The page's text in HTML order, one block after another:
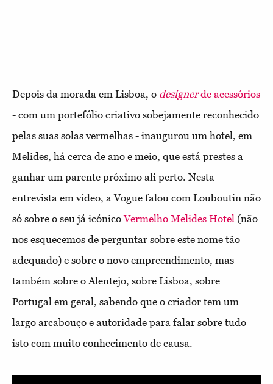
Depois da morada em Lisboa, o designerde acessórios
- com um portefólio criativo sobejamente reconhecido
pelas suas solas vermelhas - inaugurou um hotel, em
Melides, há cerca de ano e meio, que está prestes a
ganhar um parente próximo ali perto. Nesta
entrevista em vídeo, a Vogue falou com Louboutin não
só sobre o seu já icónicoVermelho Melides Hotel (não
nos esquecemos de perguntar sobre este nome tão
adequado) e sobre o novo empreendimento, mas
também sobre o Alentejo, sobre Lisboa, sobre
Portugal em geral, sabendo que o criador tem um
largo arcabouço e autoridade para falar sobre tudo
isto com muito conhecimento de causa.